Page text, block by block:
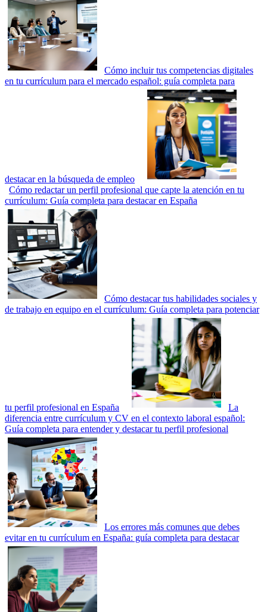
Cómo incluir tus competencias digitales
en tu currículum para el mercado español: guía completa para
destacar en la búsqueda de empleo
Cómo redactar un perfil profesional que capte la atención en tu
currículum: Guía completa para destacar en España
Cómo destacar tus habilidades sociales y
de trabajo en equipo en el currículum: Guía completa para potenciar
tu perfil profesional en España
La
diferencia entre currículum y CV en el contexto laboral español:
Guía completa para entender y destacar tu perfil profesional
Los errores más comunes que debes
evitar en tu currículum en España: guía completa para destacar